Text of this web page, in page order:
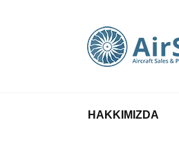
HAKKIMIZDA